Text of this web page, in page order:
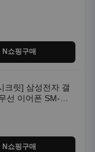
N쇼핑구매
크릿] 삼성전자 갤
선 이어폰 SM-
N쇼핑구매